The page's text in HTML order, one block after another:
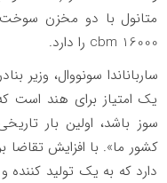
متانول با دو مخزن
16000 cbm را دارد.
سارباناندا سونووال، وزیر
یک امتیاز برای هند است
سوز باشد، اولین بار
کشور ما». با افزایش تقاضا
دارد که به یک تولید کننده